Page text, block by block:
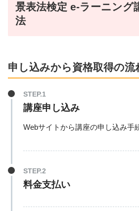
景表法検定 e-ラーニング
法
申し込みから資格取得の流
講座申し込み
Webサイトから講座の申し込み手
料金支払い